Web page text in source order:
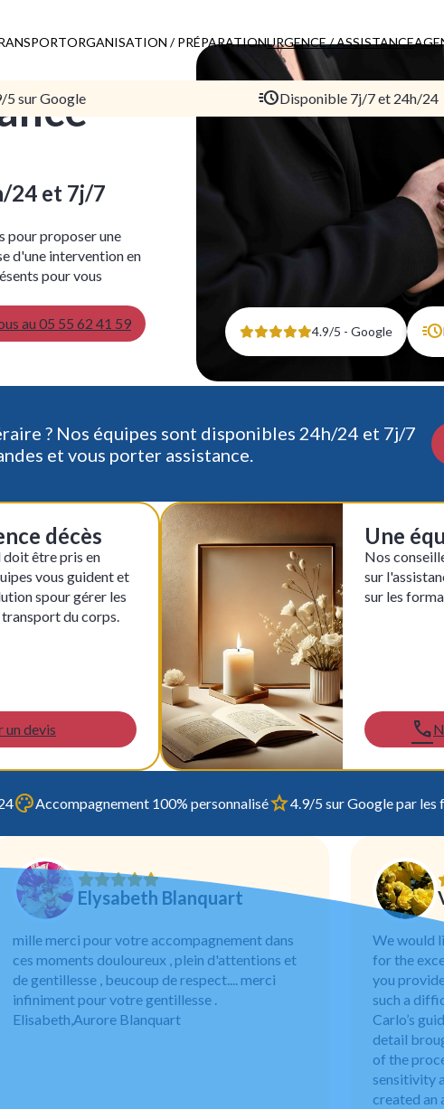
ORGANISATION / PRÉPARATIONURGENCE / ASSISTANCE
5 sur Google Disponible 7j/7 et 24h/24
4.9/5 - Google
24 et 7j/7
pour proposer une
d'une intervention en
pour vous
au 05 55 62 41 59
? Nos équipes sont disponibles 24h/24 et 7j/7
et vous porter assistance.
décès
doit être pris en
vous guident et
spour gérer les
du corps.
un devis
Une
Nos
sur
sur les
Accompagnement 100% personnalisé 4.9/5 sur Google par les
Elysabeth Blanquart
mille merci pour votre accompagnement dans
ces moments douloureux , plein d'attentions et
de gentillesse , beucoup de respect.... merci
infiniment pour votre gentillesse .
Elisabeth,Aurore Blanquart
We would
for the
you
such a
Carlo’s
detail
of the
sensitivity
created an